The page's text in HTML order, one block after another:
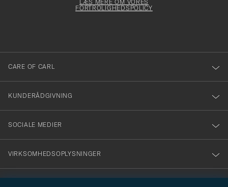
dig
till
vårt
nyhetsbrev!
LÆS MERE OM VORES
FORTROLIGHEDSPOLICY
CARE OF CARL
KUNDERÅDGIVNING
SOCIALE MEDIER
VIRKSOMHEDSOPLYSNINGER